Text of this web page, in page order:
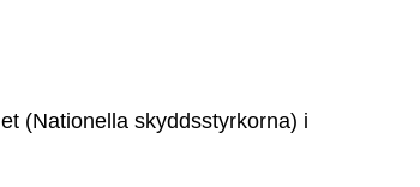
(Nationella skyddsstyrkorna) i